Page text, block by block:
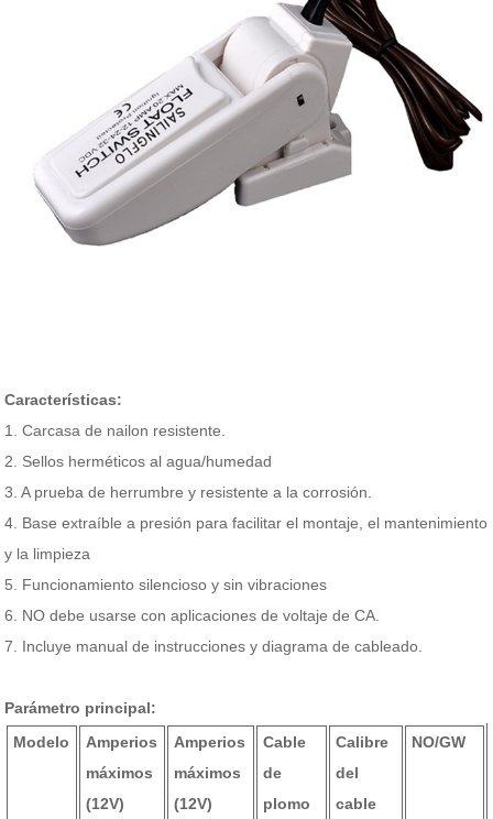
Características:
1. Carcasa de nailon resistente.
2. Sellos herméticos al agua/humedad
3. A prueba de herrumbre y resistente a la corrosión.
4. Base extraíble a presión para facilitar el montaje, el mantenimiento
y la limpieza
5. Funcionamiento silencioso y sin vibraciones
6. NO debe usarse con aplicaciones de voltaje de CA.
7. Incluye manual de instrucciones y diagrama de cableado.
Parámetro principal:
Modelo
Amperios
máximos
(12V)
Amperios
máximos
(12V)
Cable
de
plomo
Calibre
del
cable
NO/GW